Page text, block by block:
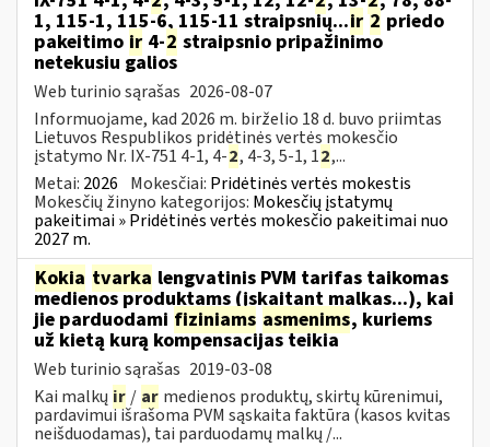
1, 115-1, 115-6, 115-11 straipsnių...ir 2 priedo
pakeitimo ir 4-2 straipsnio pripažinimo
netekusiu galios
Web turinio sąrašas 2026-08-07
Informuojame, kad 2026 m. birželio 18 d. buvo priimtas
Lietuvos Respublikos pridėtinės vertės mokesčio
įstatymo Nr. IX-751 4-1, 4-2, 4-3, 5-1, 12,...
Metai: 2026 Mokesčiai: Pridėtinės vertės mokestis
Mokesčių žinyno kategorijos: Mokesčių įstatymų
pakeitimai » Pridėtinės vertės mokesčio pakeitimai nuo
2027 m.
Kokia tvarka lengvatinis PVM tarifas taikomas
medienos produktams (įskaitant malkas...), kai
jie parduodami fiziniams asmenims, kuriems
už kietą kurą kompensacijas teikia
Web turinio sąrašas 2019-03-08
Kai malkų ir / ar medienos produktų, skirtų kūrenimui,
pardavimui išrašoma PVM sąskaita faktūra (kasos kvitas
neišduodamas), tai parduodamų malkų /...